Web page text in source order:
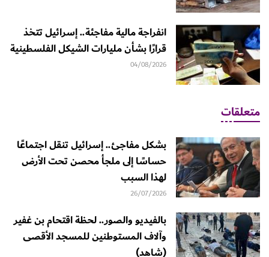
انفراجة مالية مفاجئة.. إسرائيل تتخذ
قرارًا بشأن مليارات الشيكل الفلسطينية
04/08/2026
متعلقات
بشكل مفاجئ.. إسرائيل تنقل اجتماعًا
حساسًا إلى ملجأ محصن تحت الأرض
لهذا السبب
26/07/2026
بالفيديو والصور.. لحظة اقتحام بن غفير
وآلاف المستوطنين للمسجد الأقصى
(شاهد)